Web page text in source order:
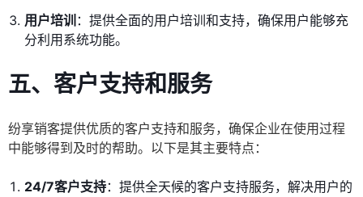
用户培训 ：提供全面的用户培训和支持，确保用户能够充
分利用系统功能。
五、客户支持和服务
纷享销客提供优质的客户支持和服务，确保企业在使用过程
中能够得到及时的帮助。以下是其主要特点：
24/7客户支持：提供全天候的客户支持服务，解决用户的